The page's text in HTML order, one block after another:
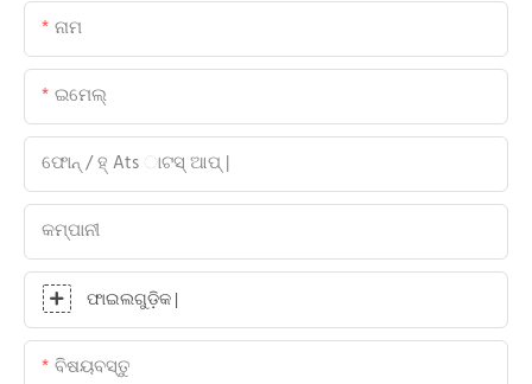
ନାମ
ଇମେଲ୍
ଫୋନ୍ / ହ୍ Ats ାଟସ୍ ଆପ୍ |
କମ୍ପାନୀ
ଫାଇଲଗୁଡ଼ିକ |
ବିଷୟବସ୍ତୁ